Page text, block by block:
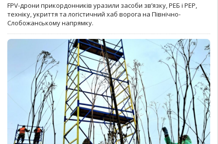
FPV-дрони прикордонників уразили засоби зв’язку, РЕБ і РЕР,
техніку, укриття та логістичний хаб ворога на Північно-
Слобожанському напрямку.